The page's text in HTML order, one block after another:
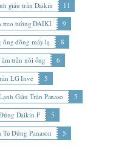
giấu trần Daikin
11
treo tường DAIKI
9
ống đồng máy lạ
8
trần nối ống
6
LG Inve
5
Giấu Trần Panaso
5
Daikin F
5
Đứng Panason 5